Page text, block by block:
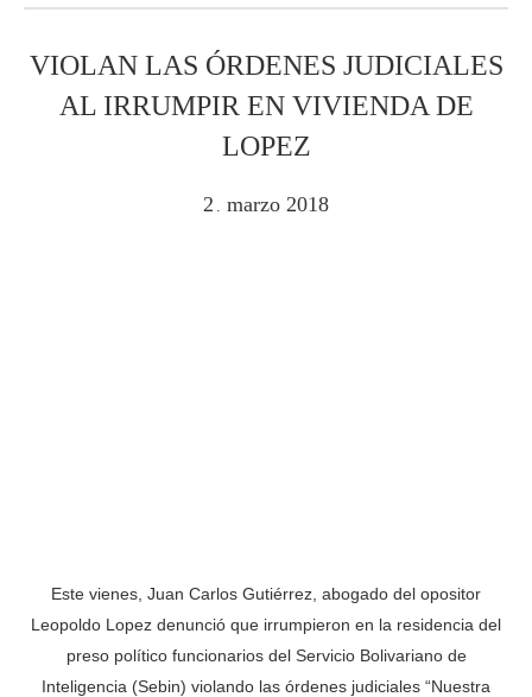
VIOLAN LAS ÓRDENES JUDICIALES
AL IRRUMPIR EN VIVIENDA DE
LOPEZ
2 marzo 2018
Este vienes, Juan Carlos Gutiérrez, abogado del opositor
Leopoldo Lopez denunció que irrumpieron en la residencia del
preso político funcionarios del Servicio Bolivariano de
Inteligencia (Sebin) violando las órdenes judiciales “Nuestra